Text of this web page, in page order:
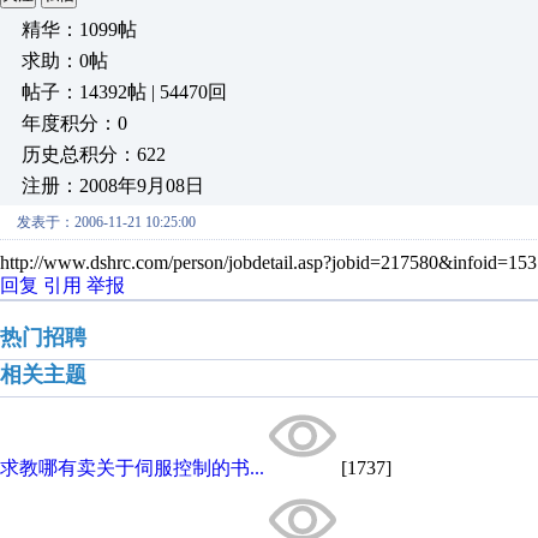
精华：1099帖
求助：0帖
帖子：14392帖 | 54470回
年度积分：0
历史总积分：622
注册：2008年9月08日
发表于：2006-11-21 10:25:00
http://www.dshrc.com/person/jobdetail.asp?jobid=217580&infoid=153
回复 引用 举报
热门招聘
相关主题
求教哪有卖关于伺服控制的书... [1737]